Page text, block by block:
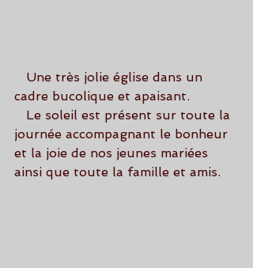
cadre bucolique et apaisant.
journée accompagnant le bonheur
et la joie de nos jeunes mariées
ainsi que toute la famille et amis.